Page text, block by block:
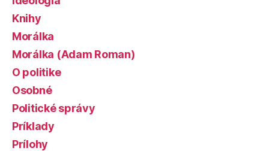
Knihy
Morálka
Morálka (Adam Roman)
O politike
Osobné
Politické správy
Príklady
Prílohy